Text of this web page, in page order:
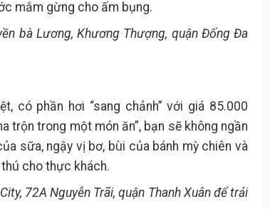
mắm gừng cho ấm bụng.
bà Lương, Khương Thượng, quận Đống Đa
có phần hơi “sang chảnh” với giá 85.000
trộn trong một món ăn”, bạn sẽ không ngần
sữa, ngậy vị bơ, bùi của bánh mỳ chiên và
cho thực khách.
72A Nguyễn Trãi, quận Thanh Xuân để trải